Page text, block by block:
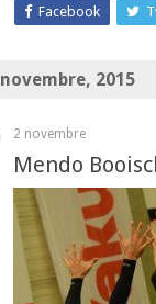
Facebook
novembre, 2015
2 novembre
Mendo